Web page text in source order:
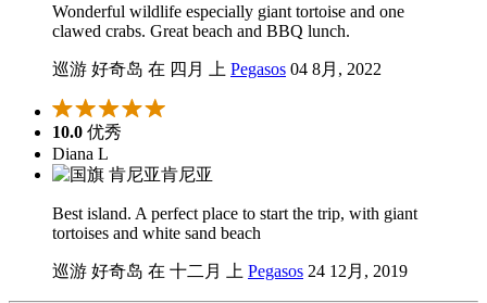
Wonderful wildlife especially giant tortoise and one
clawed crabs. Great beach and BBQ lunch.
巡游 好奇岛 在 四月 上 Pegasos 04 8月, 2022
10.0 优秀
Diana L
肯尼亚
Best island. A perfect place to start the trip, with giant
tortoises and white sand beach
巡游 好奇岛 在 十二月 上 Pegasos 24 12月, 2019